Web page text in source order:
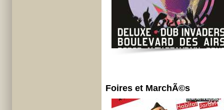
Foires et MarchÃ©s